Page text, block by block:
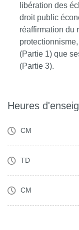
libération des
droit public
réaffirmation du
(Partie 1) que
(Partie 3).
Heures
CM
TD
CM